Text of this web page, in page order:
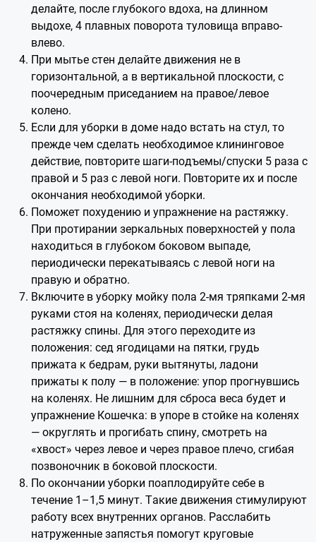
делайте, после глубокого вдоха, на длинном
выдохе, 4 плавных поворота туловища вправо-
влево.
При мытье стен делайте движения не в
горизонтальной, а в вертикальной плоскости, с
поочередным приседанием на правое/левое
колено.
Если для уборки в доме надо встать на стул, то
прежде чем сделать необходимое клининговое
действие, повторите шаги-подъемы/спуски 5 раза с
правой и 5 раз с левой ноги. Повторите их и после
окончания необходимой уборки.
Поможет похудению и упражнение на растяжку.
При протирании зеркальных поверхностей у пола
находиться в глубоком боковом выпаде,
периодически перекатываясь с левой ноги на
правую и обратно.
Включите в уборку мойку пола 2-мя тряпками 2-мя
руками стоя на коленях, периодически делая
растяжку спины. Для этого переходите из
положения: сед ягодицами на пятки, грудь
прижата к бедрам, руки вытянуты, ладони
прижаты к полу — в положение: упор прогнувшись
на коленях. Не лишним для сброса веса будет и
упражнение Кошечка: в упоре в стойке на коленях
— округлять и прогибать спину, смотреть на
«хвост» через левое и через правое плечо, сгибая
позвоночник в боковой плоскости.
По окончании уборки поаплодируйте себе в
течение 1–1,5 минут. Такие движения стимулируют
работу всех внутренних органов. Расслабить
натруженные запястья помогут круговые